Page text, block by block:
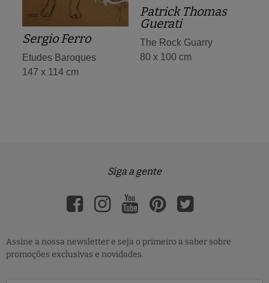
Sergio Ferro
Etudes Baroques
147 x 114 cm
Patrick Thomas
Guerati
The Rock Guarry
80 x 100 cm
Siga a gente
Assine a nossa newsletter e seja o primeiro a saber sobre
promoções exclusivas e novidades.